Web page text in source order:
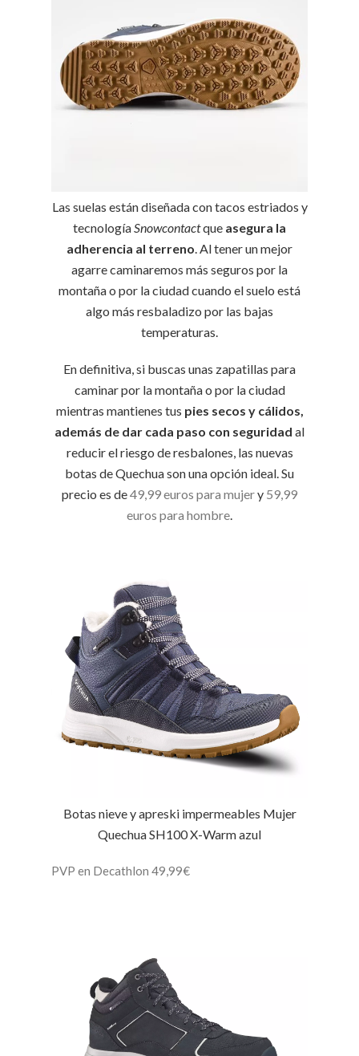
Las suelas están diseñada con tacos estriados y
tecnologíaSnowcontactque asegura la
adherencia al terreno. Al tener un mejor
agarre caminaremos más seguros por la
montaña o por la ciudad cuando el suelo está
algo más resbaladizo por las bajas
temperaturas.
En definitiva, si buscas unas zapatillas para
caminar por la montaña o por la ciudad
mientras mantienes tus pies secos y cálidos,
además de dar cada paso con seguridad al
reducir el riesgo de resbalones, las nuevas
botas de Quechua son una opción ideal. Su
precio es de49,99 euros para mujery 59,99
euros para hombre.
Botas nieve y apreski impermeables Mujer
Quechua SH100 X-Warm azul
PVP en Decathlon 49,99€